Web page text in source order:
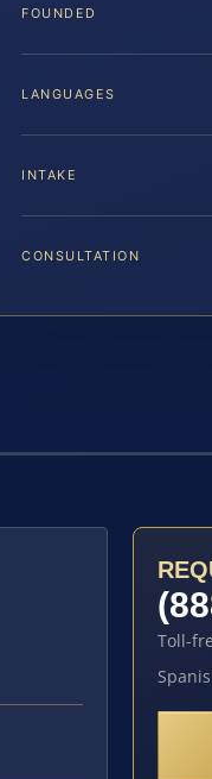
FOUNDED
LANGUAGES
INTAKE
CONSULTATION
Toll-